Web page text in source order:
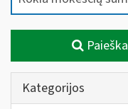
Paieška
Kategorijos